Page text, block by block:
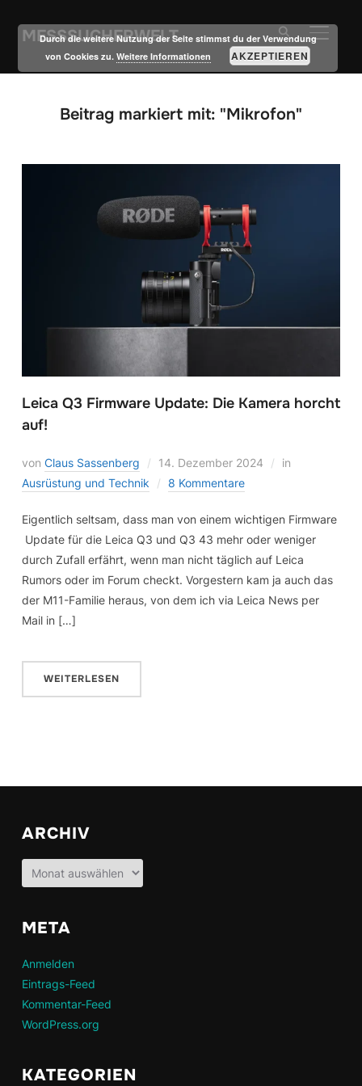
MESSSUCHERWELT
Beitrag markiert mit: "Mikrofon"
Leica Q3 Firmware Update: Die Kamera horcht
auf!
von Claus Sassenberg 14. Dezember 2024
in
Ausrüstung und Technik
8 Kommentare
Eigentlich seltsam, dass man von einem wichtigen Firmware
Update für die Leica Q3 und Q3 43 mehr oder weniger
durch Zufall erfährt, wenn man nicht täglich auf Leica
Rumors oder im Forum checkt. Vorgestern kam ja auch das
der M11-Familie heraus, von dem ich via Leica News per
Mail in […]
WEITERLESEN
ARCHIV
Archiv
META
Anmelden
Eintrags-Feed
Kommentar-Feed
WordPress.org
KATEGORIEN
Durch die weitere Nutzung der Seite stimmst du der Verwendung
von Cookies zu.Weitere Informationen AKZEPTIEREN